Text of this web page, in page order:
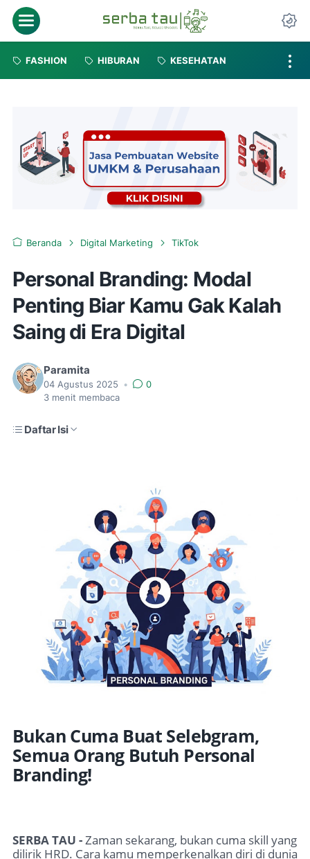
FASHION HIBURAN KESEHATAN
Beranda Digital Marketing TikTok
Personal Branding: Modal
Penting Biar Kamu Gak Kalah
Saing di Era Digital
Paramita
04 Agustus 2025 •
0
3 menit membaca
Daftar Isi
Bukan Cuma Buat Selebgram,
Semua Orang Butuh Personal
Branding!
SERBA TAU -Zaman sekarang, bukan cuma skill yang
dilirik HRD. Cara kamu memperkenalkan diri di dunia